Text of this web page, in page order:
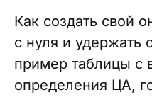
Как создать свой
с нуля и удержать
пример таблицы с
определения ЦА,